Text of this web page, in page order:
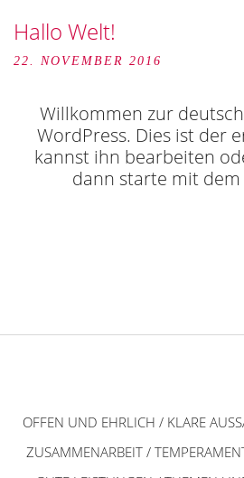
Hallo Welt!
22. NOVEMBER 2016
Willkommen zur
WordPress. Dies ist der
kannst ihn bearbeiten
dann starte mit dem
OFFEN UND EHRLICH / KLARE
ZUSAMMENARBEIT /